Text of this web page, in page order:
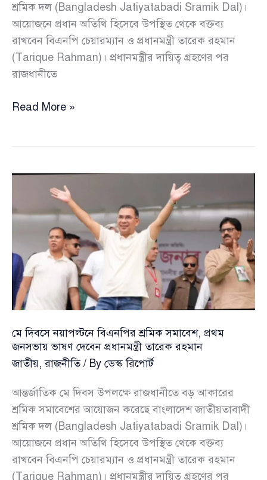
শ্রমিক দল (Bangladesh Jatiyatabadi Sramik Dal)।
আয়োজনে প্রধান অতিথি হিসেবে উপস্থিত থেকে বক্তব্য
রাখবেন বিএনপি চেয়ারম্যান ও প্রধানমন্ত্রী তারেক রহমান
(Tarique Rahman)। প্রধানমন্ত্রীর দায়িত্ব গ্রহণের পর
রাজধানীতে
মে
শ্রমিক
প্রথম
জনসভায়
দেবেন
প্রধানমন্ত্রী
তারেক
রহমান
Read More »
মে দিবসে নয়াপল্টনে বিএনপির শ্রমিক সমাবেশ, প্রথম
জনসভায় ভাষণ দেবেন প্রধানমন্ত্রী তারেক রহমান
জাতীয়,রাজনীতি/ By ডেস্ক রিপোর্ট
আন্তর্জাতিক মে দিবস উপলক্ষে রাজধানীতে বড় আকারের
শ্রমিক সমাবেশের আয়োজন করেছে বাংলাদেশ জাতীয়তাবাদী
শ্রমিক দল (Bangladesh Jatiyatabadi Sramik Dal)।
আয়োজনে প্রধান অতিথি হিসেবে উপস্থিত থেকে বক্তব্য
রাখবেন বিএনপি চেয়ারম্যান ও প্রধানমন্ত্রী তারেক রহমান
(Tarique Rahman)। প্রধানমন্ত্রীর দায়িত্ব গ্রহণের পর